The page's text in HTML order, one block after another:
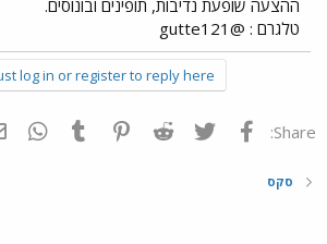
ההצעה שופעת נדיבות, תופינים ובונוסים.
טלגרם : @gutte121
log in or register to reply here.
Share: פייסבוק Twitter
Reddit
Pinterest
Tumblr
סקס